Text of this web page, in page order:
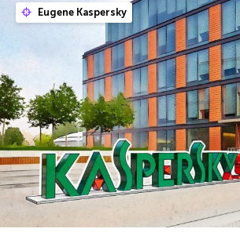
Eugene Kaspersky